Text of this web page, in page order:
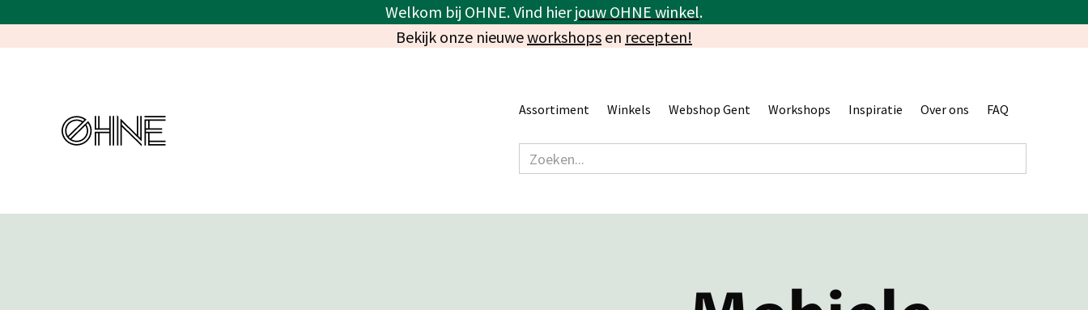
Welkom bij OHNE. Vind hierjouw OHNE winkel.
Bekijk onze nieuweworkshops en recepten!
Assortiment Winkels Webshop Gent Workshops Inspiratie Over ons FAQ